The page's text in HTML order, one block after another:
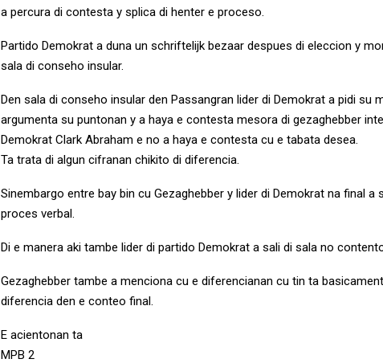
a percura di contesta y splica di henter e proceso.
Partido Demokrat a duna un schriftelijk bezaar despues di eleccion y
sala di conseho insular.
Den sala di conseho insular den Passangran lider di Demokrat a pidi su
argumenta su puntonan y a haya e contesta mesora di gezaghebber
Demokrat Clark Abraham e no a haya e contesta cu e tabata desea.
Ta trata di algun cifranan chikito di diferencia.
Sinembargo entre bay bin cu Gezaghebber y lider di Demokrat na final a
proces verbal.
Di e manera aki tambe lider di partido Demokrat a sali di sala no
Gezaghebber tambe a menciona cu e diferencianan cu tin ta
diferencia den e conteo final.
E acientonan ta
MPB 2